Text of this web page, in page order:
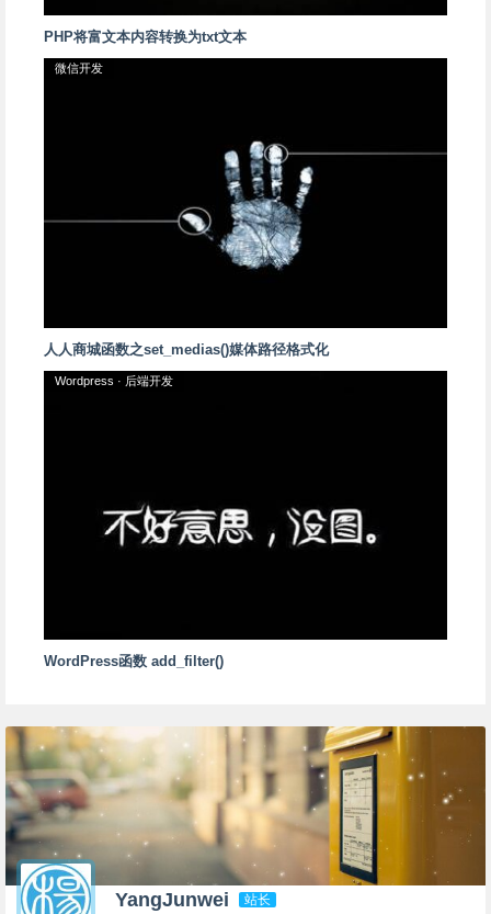
PHP将富文本内容转换为txt文本
微信开发
人人商城函数之set_medias()媒体路径格式化
Wordpress · 后端开发
WordPress函数 add_filter()
YangJunwei 站长